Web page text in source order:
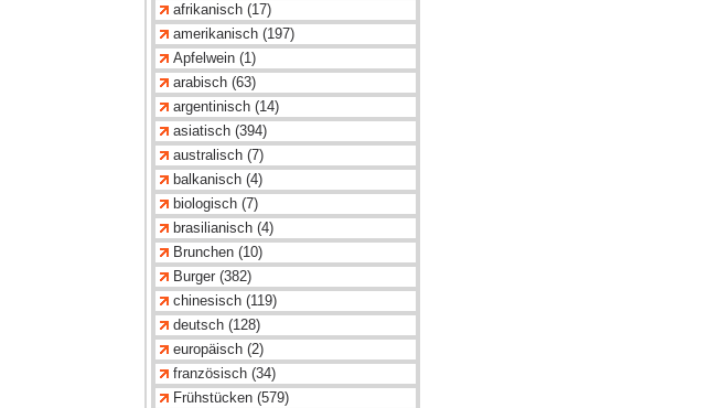
afrikanisch (17)
amerikanisch (197)
Apfelwein (1)
arabisch (63)
argentinisch (14)
asiatisch (394)
australisch (7)
balkanisch (4)
biologisch (7)
brasilianisch (4)
Brunchen (10)
Burger (382)
chinesisch (119)
deutsch (128)
europäisch (2)
französisch (34)
Frühstücken (579)